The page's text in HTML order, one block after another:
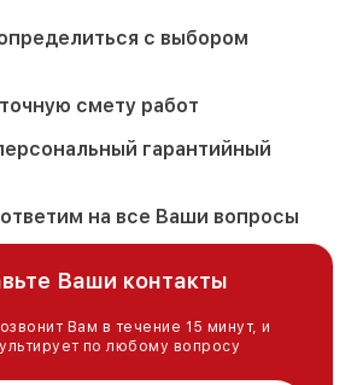
с выбором
смету работ
гарантийный
на все Ваши вопросы
Ваши контакты
Вам в течение 15 минут, и
по любому вопросу